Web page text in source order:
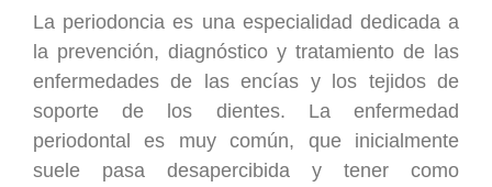
La periodoncia es una especialidad dedicada a
la prevención, diagnóstico y tratamiento de las
enfermedades de las encías y los tejidos de
soporte de los dientes. La enfermedad
periodontal es muy común, que inicialmente
suele pasa desapercibida y tener como